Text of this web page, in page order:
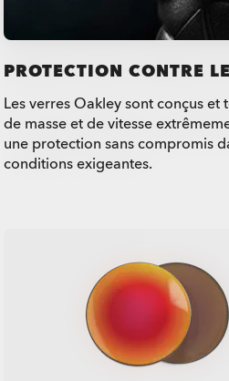
PROTECTION CONTRE
Les verres Oakley sont conçus et
de masse et de vitesse
une protection sans compromis
conditions exigeantes.